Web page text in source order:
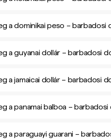
a dominikai peso – barbadosi
a guyanai dollár – barbadosi
a jamaicai dollár – barbadosi
a panamai balboa –
a paraguayi guarani –